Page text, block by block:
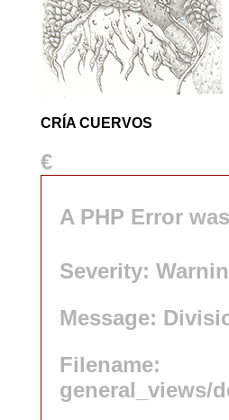
CRÍA CUERVOS
€
A PHP Error
Severity:
Message:
Filename:
general_views/